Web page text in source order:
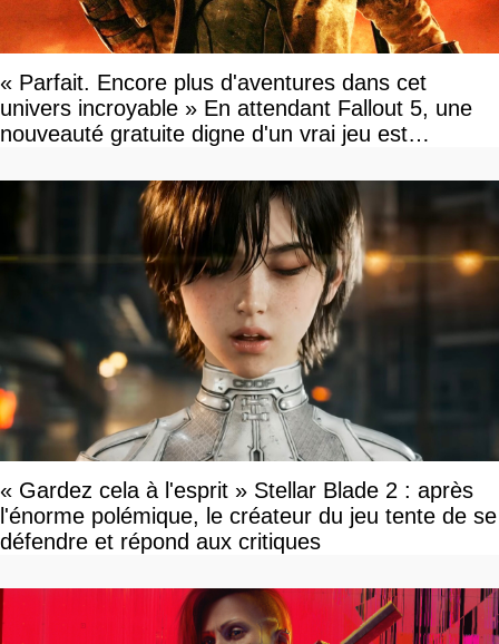
« Parfait. Encore plus d'aventures dans cet
univers incroyable » En attendant Fallout 5, une
nouveauté gratuite digne d'un vrai jeu est
« Gardez cela à l'esprit » Stellar Blade 2 : après
l'énorme polémique, le créateur du jeu tente de se
défendre et répond aux critiques